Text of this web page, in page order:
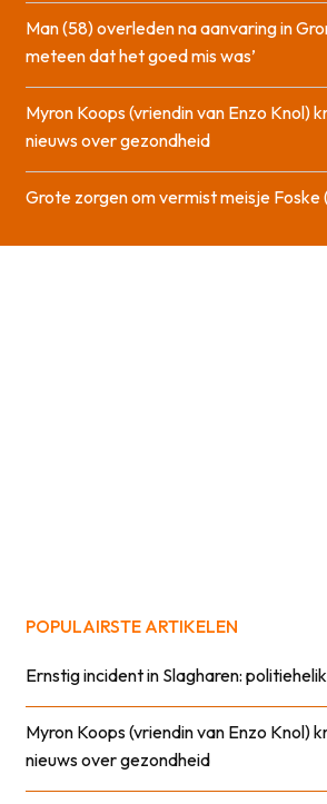
Man (58) overleden na aanvaring in
meteen dat het goed mis was’
Myron Koops (vriendin van Enzo Knol)
nieuws over gezondheid
Grote zorgen om vermist meisje Foske
POPULAIRSTE ARTIKELEN
Ernstig incident in Slagharen:
Myron Koops (vriendin van Enzo Knol)
nieuws over gezondheid